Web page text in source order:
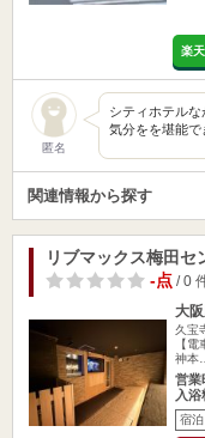
楽
匿名
シティホテル
気分をを堪能で
関連情報から探す
リブマックス梅田セ
-点/ 0
大
久宝
【
神本…
営業
入浴
宿泊